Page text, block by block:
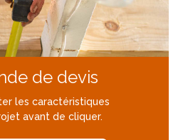
de devis
les caractéristiques
avant de cliquer.